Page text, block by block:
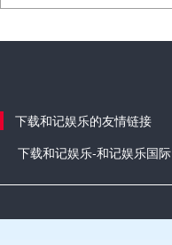
下载和记娱乐的友情链接
下载和记娱乐-和记娱乐国际